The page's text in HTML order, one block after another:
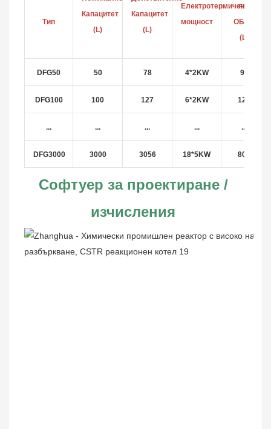
Тип
Капацитет
(L)
Капацитет
(L)
Електротермичен
мощност
яке
ОБЕМ
(L)
DFG50 50 78 4*2KW 96
DFG100 100 127 6*2KW 127
... ... ... ... ...
DFG3000 3000 3056 18*5KW 800
Софтуер за проектиране /
изчисления